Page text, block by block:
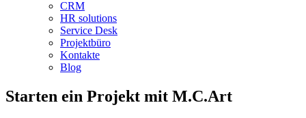
CRM
HR solutions
Service Desk
Projektbüro
Kontakte
Blog
Starten ein Projekt mit M.C.Art